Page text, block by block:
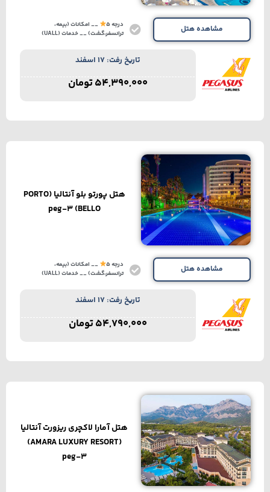
مشاهده هتل درجه 5
__ امکانات (بیمه،
ترانسفر،گشت) __ خدمات (UALL)
تاریخ رفت: 17 اسفند
54,390,000تومان
هتل پورتو بلو آنتالیا (PORTO
BELLO) peg-3
مشاهده هتل درجه 5
__ امکانات (بیمه،
ترانسفر،گشت) __ خدمات (UALL)
تاریخ رفت: 17 اسفند
54,790,000تومان
هتل آمارا لاکچری ریزورت آنتالیا
(AMARA LUXURY RESORT)
peg-3